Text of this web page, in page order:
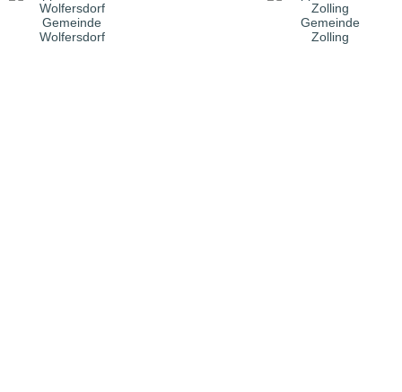
Gemeinde
Wolfersdorf
Gemeinde
Zolling